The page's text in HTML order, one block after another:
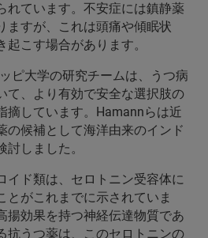
れています。不安症には鎮静薬
ますが、これは頭痛や傾眠状
こす場合があります。
ピ大学の研究チームは、うつ病
て、より有効で安全な選択肢の
摘しています。Hamannらは近
の候補として海洋由来のインド
しました。
イド類は、セロトニン受容体に
とがこれまでに示されていま
揚効果を持つ神経伝達物質であ
抗うつ薬は、このセロトニンの